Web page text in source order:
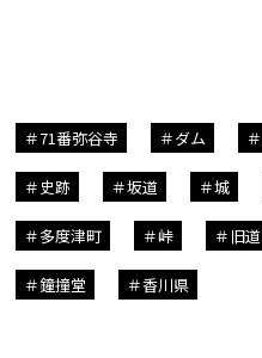
71番弥谷寺 ダム
史跡 坂道 城
多度津町 峠 旧道
鐘撞堂 香川県